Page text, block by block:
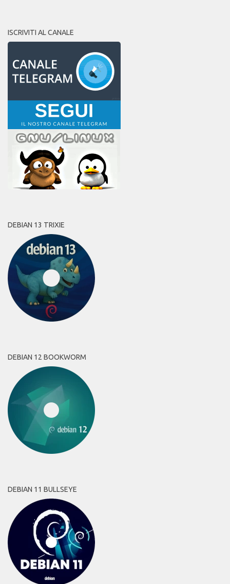
ISCRIVITI AL CANALE
DEBIAN 13 TRIXIE
DEBIAN 12 BOOKWORM
DEBIAN 11 BULLSEYE